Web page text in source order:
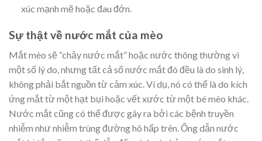
xúc mạnh mẽ hoặc đau đớn.
Sự thật về nước mắt của mèo
Mắt mèo sẽ “chảy nước mắt” hoặc nước thông thường vì
một số lý do, nhưng tất cả số nước mắt đó đều là do sinh lý,
không phải bắt nguồn từ cảm xúc. Ví dụ, nó có thể là do kích
ứng mắt từ một hạt bụi hoặc vết xước từ một bé mèo khác.
Nước mắt cũng có thể được gây ra bởi các bệnh truyền
nhiễm như nhiễm trùng đường hô hấp trên. Ống dẫn nước